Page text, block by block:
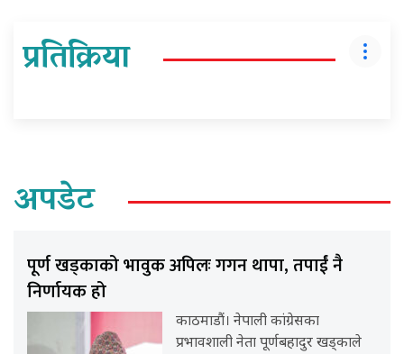
प्रतिक्रिया
अपडेट
पूर्ण खड्काको भावुक अपिलः गगन थापा, तपाईं नै
निर्णायक हो
काठमाडौं। नेपाली कांग्रेसका
प्रभावशाली नेता पूर्णबहादुर खड्काले